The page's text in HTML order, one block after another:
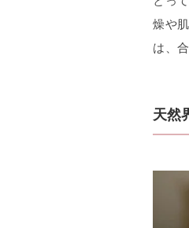
燥や
は、
天然